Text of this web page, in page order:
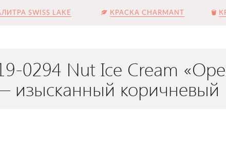
SWISS LAKE КРАСКА CHARMANT
0294 Nut Ice Cream
изысканный коричневый